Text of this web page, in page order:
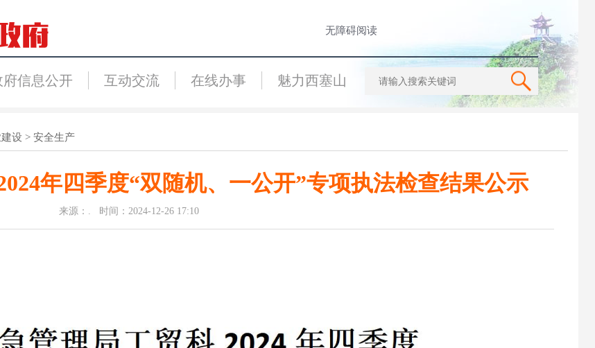
无障碍阅读
府信息公开 互动交流 在线办事 魅力西塞山
设 > 安全生产
年四季度“双随机、一公开”专项执法检查结果公示
来源：. 时间：2024-12-26 17:10